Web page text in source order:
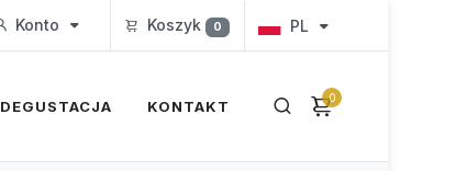
Konto Koszyk 0 PL
0
DEGUSTACJA KONTAKT